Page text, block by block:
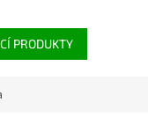
PRODUKTY